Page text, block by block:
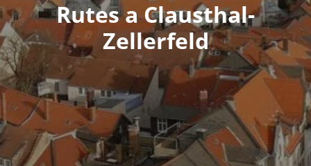
Rutes a Clausthal-
Zellerfeld